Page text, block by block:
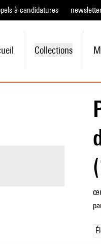
à candidatures
Collections